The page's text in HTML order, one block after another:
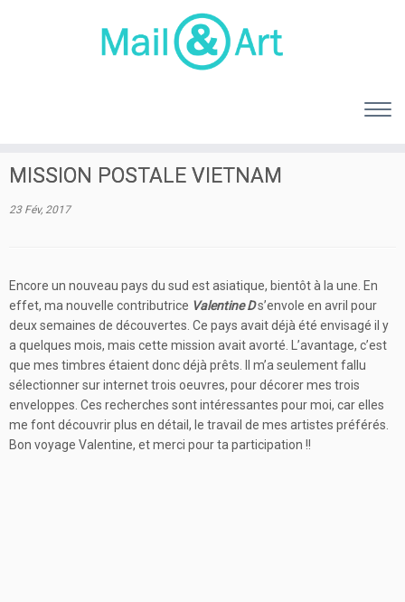
MISSION POSTALE VIETNAM
23 Fév, 2017
Encore un nouveau pays du sud est asiatique, bientôt à la une. En
effet, ma nouvelle contributrice Valentine Ds’envole en avril pour
deux semaines de découvertes. Ce pays avait déjà été envisagé il y
a quelques mois, mais cette mission avait avorté. L’avantage, c’est
que mes timbres étaient donc déjà prêts. Il m’a seulement fallu
sélectionner sur internet trois oeuvres, pour décorer mes trois
enveloppes. Ces recherches sont intéressantes pour moi, car elles
me font découvrir plus en détail, le travail de mes artistes préférés.
Bon voyage Valentine, et merci pour ta participation !!